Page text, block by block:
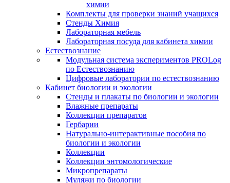
химии
Комплекты для проверки знаний учащихся
Стенды Химия
Лабораторная мебель
Лабораторная посуда для кабинета химии
Естествознание
Модульная система экспериментов PROLog
по Естествознанию
Цифровые лаборатории по естествознанию
Кабинет биологии и экологии
Стенды и плакаты по биологии и экологии
Влажные препараты
Коллекции препаратов
Гербарии
Натурально-интерактивные пособия по
биологии и экологии
Коллекции
Коллекции энтомологические
Микропрепараты
Муляжи по биологии